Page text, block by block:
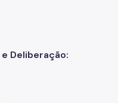
Deliberação: